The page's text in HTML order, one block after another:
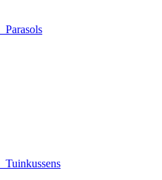
Parasols
Tuinkussens